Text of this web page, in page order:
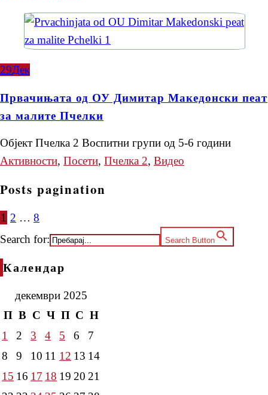
29Дек
Првачињата од ОУ Димитар Македонски пеат
за малите Пчелки
Објект Пчелка 2 Воспитни групи од 5-6 години
Активности, Посети, Пчелка 2, Видео
Posts pagination
1 2 … 8
Search for:
Search Button
Календар
декември 2025
П В С Ч П С Н
1
2 3 4 5 6
7
8
9 10 11 12 13 14
15 16 17 18 19 20 21